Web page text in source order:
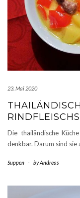
23. Mai 2020
Die thailändische
denkbar. Darum sind sie
Suppen - byAndreas